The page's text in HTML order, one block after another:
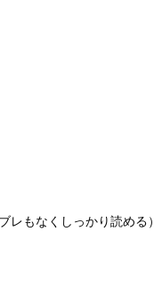
レもなくしっかり読める）